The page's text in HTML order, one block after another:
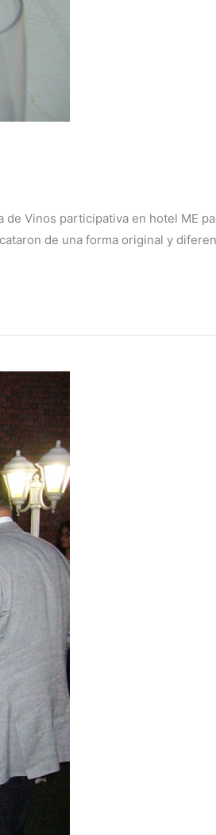
Vinos participativa en hotel ME
de una forma original y